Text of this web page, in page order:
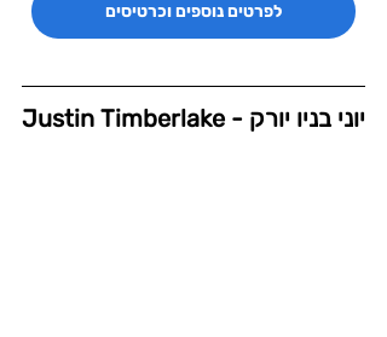
לפרטים נוספים וכרטיסים
יוני בניו יורק - Justin Timberlake